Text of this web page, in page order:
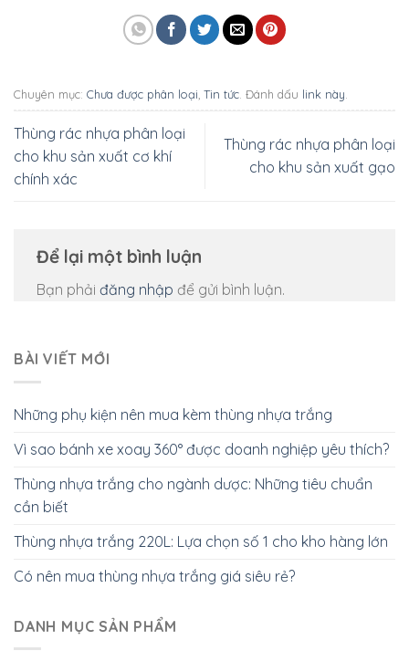
Chuyên mục: Chưa được phân loại Tin tức . Đánh dấu link này
Thùng rác nhựa phân loại
cho khu sản xuất cơ khí
chính xác
Thùng rác nhựa phân loại
cho khu sản xuất gạo
Để lại một bình luận
Bạn phải đăng nhập để gửi bình luận.
BÀI VIẾT MỚI
Những phụ kiện nên mua kèm thùng nhựa trắng
Vì sao bánh xe xoay 360° được doanh nghiệp yêu thích?
Thùng nhựa trắng cho ngành dược: Những tiêu chuẩn
cần biết
Thùng nhựa trắng 220L: Lựa chọn số 1 cho kho hàng lớn
Có nên mua thùng nhựa trắng giá siêu rẻ?
DANH MỤC SẢN PHẨM